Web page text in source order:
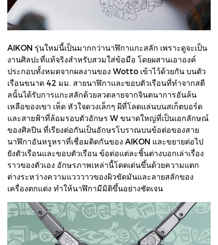
AIKON รุ่นใหม่นี้เป็นมากกว่านาฬิกาแกะสลัก เพราะดูจะเป็น
งานศิลปะที่แท้จริงสำหรับสวมใส่ข้อมือ โดยผสานเอาองค์
ประกอบทั้งหมดจากผลงานของ Wotto เข้าไว้ด้วยกัน บนตัว
เรือนขนาด 42 มม. สายนาฬิกาและขอบตัวเรือนที่ทำจากสตี
ลนั้นได้รับการแกะสลักด้วยลวดลายจากจินตนาการอันล้น
เหลือของเขา เห็ด หัวใจดวงเล็กๆ ผีที่โลดแล่นบนสเก็ตบอร์ด
และสายฟ้าที่ล้อมรอบตัวอักษร W ขนาดใหญ่ที่เป็นเอกลักษณ์
ของศิลปิน ที่เรียงต่อกันเป็นอักษรโบราณบนข้อต่อของสาย
นาฬิกาอันหรูหราที่เชื่อมติดกันของ AIKON และขยายต่อไป
ยังตัวเรือนและขอบตัวเรือน ข้อต่อแต่ละชิ้นต่างบอกเล่าเรื่อง
ราวของตัวเอง อักษรภาพเหล่านี้โดดเด่นขึ้นด้วยความแตก
ต่างระหว่างความแวววาวของผิวขัดมันและลายสลักของ
เครื่องตกแต่ง ทำให้นาฬิกามีมิติขึ้นอย่างชัดเจน